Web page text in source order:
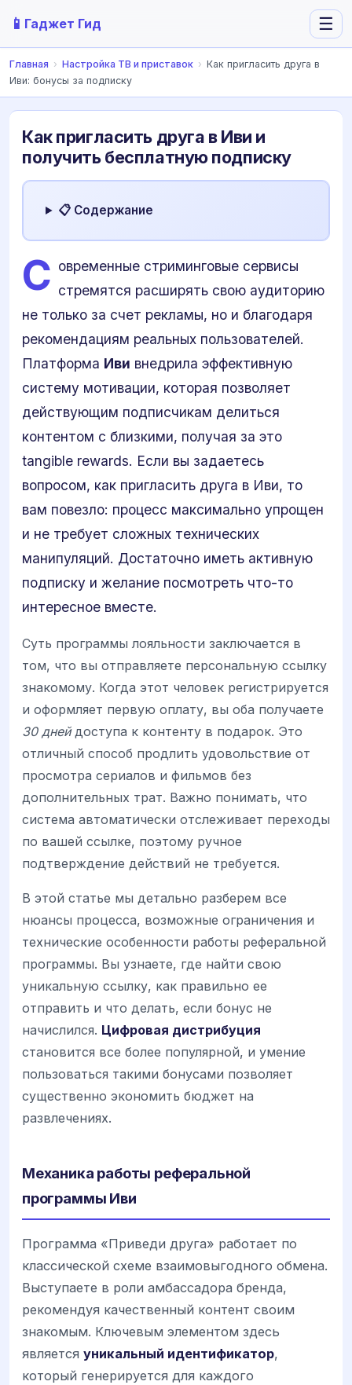
📱 Гаджет Гид ☰
Главная › Настройка ТВ и приставок › Как пригласить друга в
Иви: бонусы за подписку
Как пригласить друга в Иви и
получить бесплатную подписку
📋 Содержание
С овременные стриминговые сервисы
стремятся расширять свою аудиторию
не только за счет рекламы, но и благодаря
рекомендациям реальных пользователей.
Платформа Иви внедрила эффективную
систему мотивации, которая позволяет
действующим подписчикам делиться
контентом с близкими, получая за это
tangible rewards. Если вы задаетесь
вопросом, как пригласить друга в Иви, то
вам повезло: процесс максимально упрощен
и не требует сложных технических
манипуляций. Достаточно иметь активную
подписку и желание посмотреть что-то
интересное вместе.
Суть программы лояльности заключается в
том, что вы отправляете персональную ссылку
знакомому. Когда этот человек регистрируется
и оформляет первую оплату, вы оба получаете
30 днейдоступа к контенту в подарок. Это
отличный способ продлить удовольствие от
просмотра сериалов и фильмов без
дополнительных трат. Важно понимать, что
система автоматически отслеживает переходы
по вашей ссылке, поэтому ручное
подтверждение действий не требуется.
В этой статье мы детально разберем все
нюансы процесса, возможные ограничения и
технические особенности работы реферальной
программы. Вы узнаете, где найти свою
уникальную ссылку, как правильно ее
отправить и что делать, если бонус не
начислился. Цифровая дистрибуция
становится все более популярной, и умение
пользоваться такими бонусами позволяет
существенно экономить бюджет на
развлечениях.
Механика работы реферальной
программы Иви
Программа «Приведи друга» работает по
классической схеме взаимовыгодного обмена.
Выступаете в роли амбассадора бренда,
рекомендуя качественный контент своим
знакомым. Ключевым элементом здесь
является уникальный идентификатор,
который генерируется для каждого